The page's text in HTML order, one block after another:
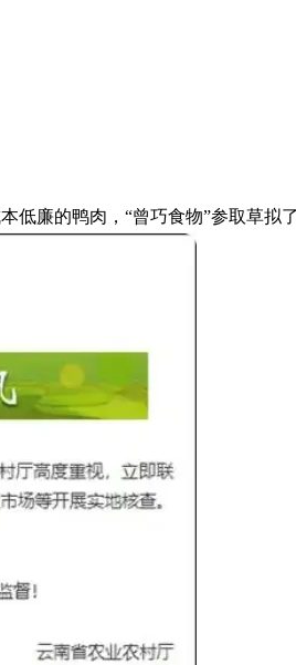
廉的鸭肉，“曾巧食物”参取草拟